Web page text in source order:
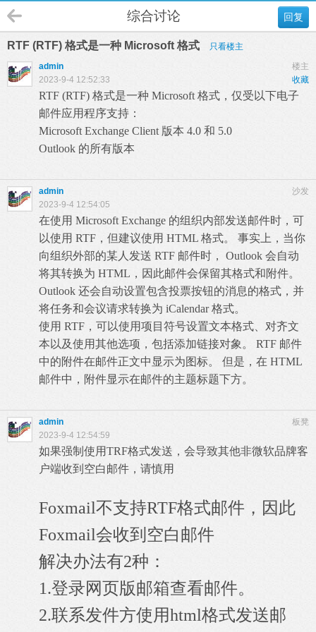
回复
综合讨论
RTF (RTF) 格式是一种 Microsoft 格式
只看楼主
楼主
admin
收藏
2023-9-4 12:52:33
RTF (RTF) 格式是一种 Microsoft 格式，仅受以下电子
邮件应用程序支持：
Microsoft Exchange Client 版本 4.0 和 5.0
Outlook 的所有版本
沙发
admin
2023-9-4 12:54:05
在使用 Microsoft Exchange 的组织内部发送邮件时，可
以使用 RTF，但建议使用 HTML 格式。 事实上，当你
向组织外部的某人发送 RTF 邮件时， Outlook 会自动
将其转换为 HTML，因此邮件会保留其格式和附件。
Outlook 还会自动设置包含投票按钮的消息的格式，并
将任务和会议请求转换为 iCalendar 格式。
使用 RTF，可以使用项目符号设置文本格式、对齐文
本以及使用其他选项，包括添加链接对象。 RTF 邮件
中的附件在邮件正文中显示为图标。 但是，在 HTML
邮件中，附件显示在邮件的主题标题下方。
板凳
admin
2023-9-4 12:54:59
如果强制使用TRF格式发送，会导致其他非微软品牌客
户端收到空白邮件，请慎用
Foxmail不支持RTF格式邮件，因此
Foxmail会收到空白邮件
解决办法有2种：
1.登录网页版邮箱查看邮件。
2.联系发件方使用html格式发送邮